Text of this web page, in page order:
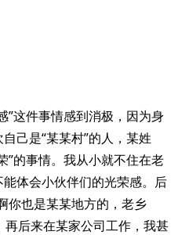
”这件事情感到消极，因为身
己是“某某村”的人，某姓
”的事情。我从小就不住在老
体会小伙伴们的光荣感。后
你也是某某地方的，老乡
再后来在某家公司工作，我甚